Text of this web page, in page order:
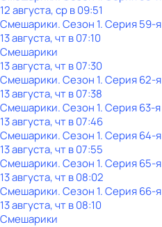
12 августа, ср в 09:51
Смешарики. Сезон 1. Серия 59-я
13 августа, чт в 07:10
Смешарики
13 августа, чт в 07:30
Смешарики. Сезон 1. Серия 62-я
13 августа, чт в 07:38
Смешарики. Сезон 1. Серия 63-я
13 августа, чт в 07:46
Смешарики. Сезон 1. Серия 64-я
13 августа, чт в 07:55
Смешарики. Сезон 1. Серия 65-я
13 августа, чт в 08:02
Смешарики. Сезон 1. Серия 66-я
13 августа, чт в 08:10
Смешарики